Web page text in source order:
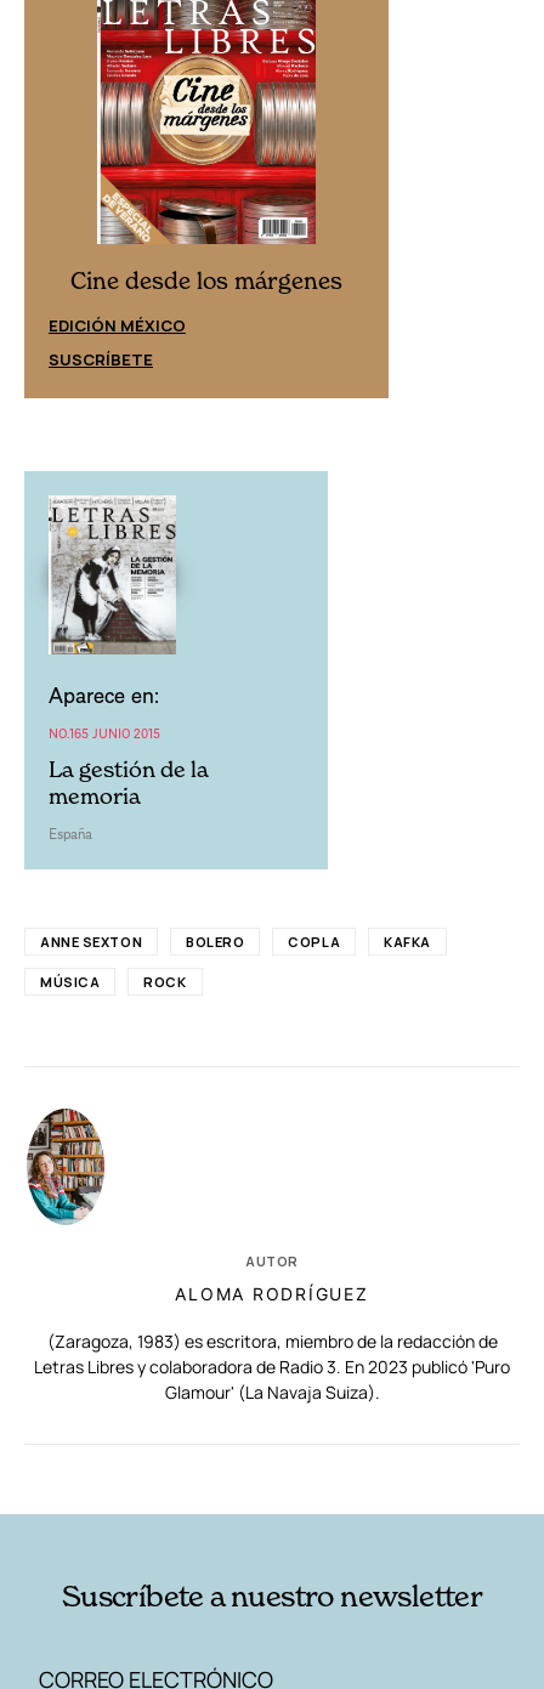
Cine desde los márgenes
EDICIÓN MÉXICO
SUSCRÍBETE
Aparece en:
NO.165 JUNIO 2015
La gestión de la
memoria
España
ANNE SEXTON BOLERO COPLA KAFKA
MÚSICA ROCK
AUTOR
ALOMA RODRÍGUEZ
(Zaragoza, 1983) es escritora, miembro de la redacción de
Letras Libres y colaboradora de Radio 3. En 2023 publicó 'Puro
Glamour' (La Navaja Suiza).
Suscríbete a nuestro newsletter